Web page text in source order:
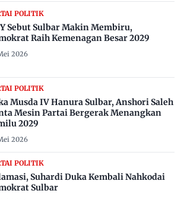
POLITIK
Sebut Sulbar Makin Membiru,
Raih Kemenagan Besar 2029
2026
POLITIK
Musda IV Hanura Sulbar, Anshori Saleh
Mesin Partai Bergerak Menangkan
2029
2026
POLITIK
Suhardi Duka Kembali Nahkodai
Sulbar